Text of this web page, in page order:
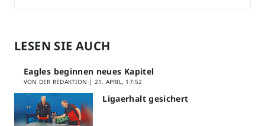
LESEN SIE AUCH
Eagles beginnen neues Kapitel
VON DER REDAKTION | 21. APRIL, 17:52
Ligaerhalt gesichert